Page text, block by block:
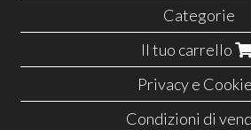
Categorie
Il tuo carrello
Privacy e
Condizioni di